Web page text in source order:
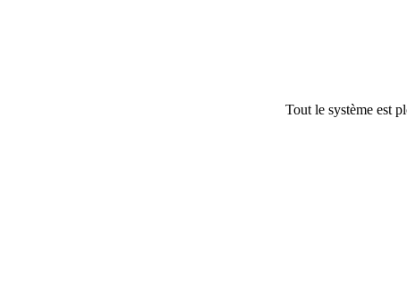
Tout le système est